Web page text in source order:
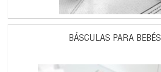
BÁSCULAS PARA BEBÉS